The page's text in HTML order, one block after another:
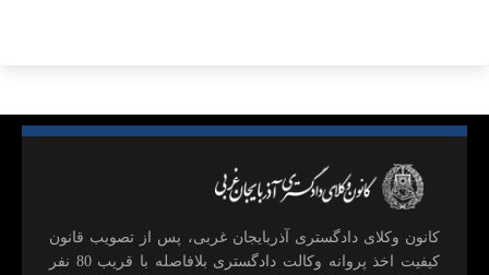
كانون وكلای دادگستری آذربايجان غربی، پس از تصويب قانون
كيفيت اخذ پروانه وكالت دادگستری بلافاصله با قريب 80 نفر